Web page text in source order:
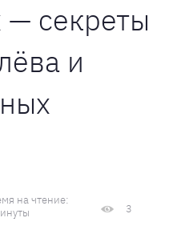
— секреты
и
на чтение:
3